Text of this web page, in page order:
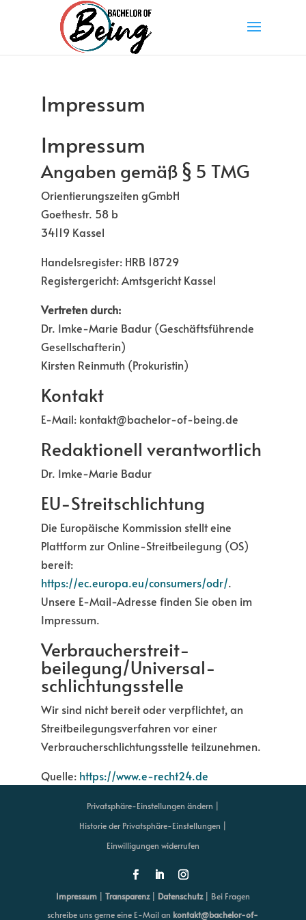
Impressum
Impressum
Angaben gemäß § 5 TMG
Orientierungszeiten gGmbH
Goethestr. 58 b
34119 Kassel
Handelsregister: HRB 18729
Registergericht: Amtsgericht Kassel
Vertreten durch:
Dr. Imke-Marie Badur (Geschäftsführende
Gesellschafterin)
Kirsten Reinmuth (Prokuristin)
Kontakt
E-Mail: kontakt@bachelor-of-being.de
Redaktionell verantwortlich
Dr. Imke-Marie Badur
EU-Streitschlichtung
Die Europäische Kommission stellt eine
Plattform zur Online-Streitbeilegung (OS)
bereit:
https://ec.europa.eu/consumers/odr/.
Unsere E-Mail-Adresse finden Sie oben im
Impressum.
Verbraucher­streit­
beilegung/Universal­
schlichtungs­stelle
Wir sind nicht bereit oder verpflichtet, an
Streitbeilegungsverfahren vor einer
Verbraucherschlichtungsstelle teilzunehmen.
Quelle: https://www.e-recht24.de
Privatsphäre-Einstellungen ändern |
Historie der Privatsphäre-Einstellungen |
Einwilligungen widerrufen
Impressum| Transparenz| Datenschutz| Bei Fragen
schreibe uns gerne eine E-Mail an kontakt@bachelor-of-